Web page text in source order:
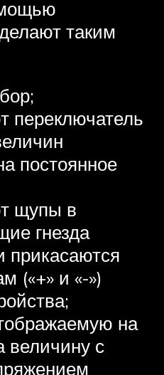
таким
переключатель
постоянное
щупы в
гнезда
прикасаются
(«+» и «-»)
на
величину с